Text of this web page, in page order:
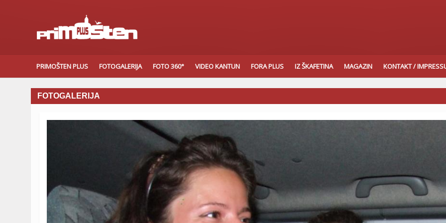
PRIMOŠTEN PLUS FOTOGALERIJA FOTO 360° VIDEO KANTUN FORA PLUS IZ ŠKAFETINA MAGAZIN KONTAKT /
FOTOGALERIJA